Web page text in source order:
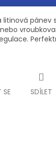
litinová pánev
SE SDÍLET